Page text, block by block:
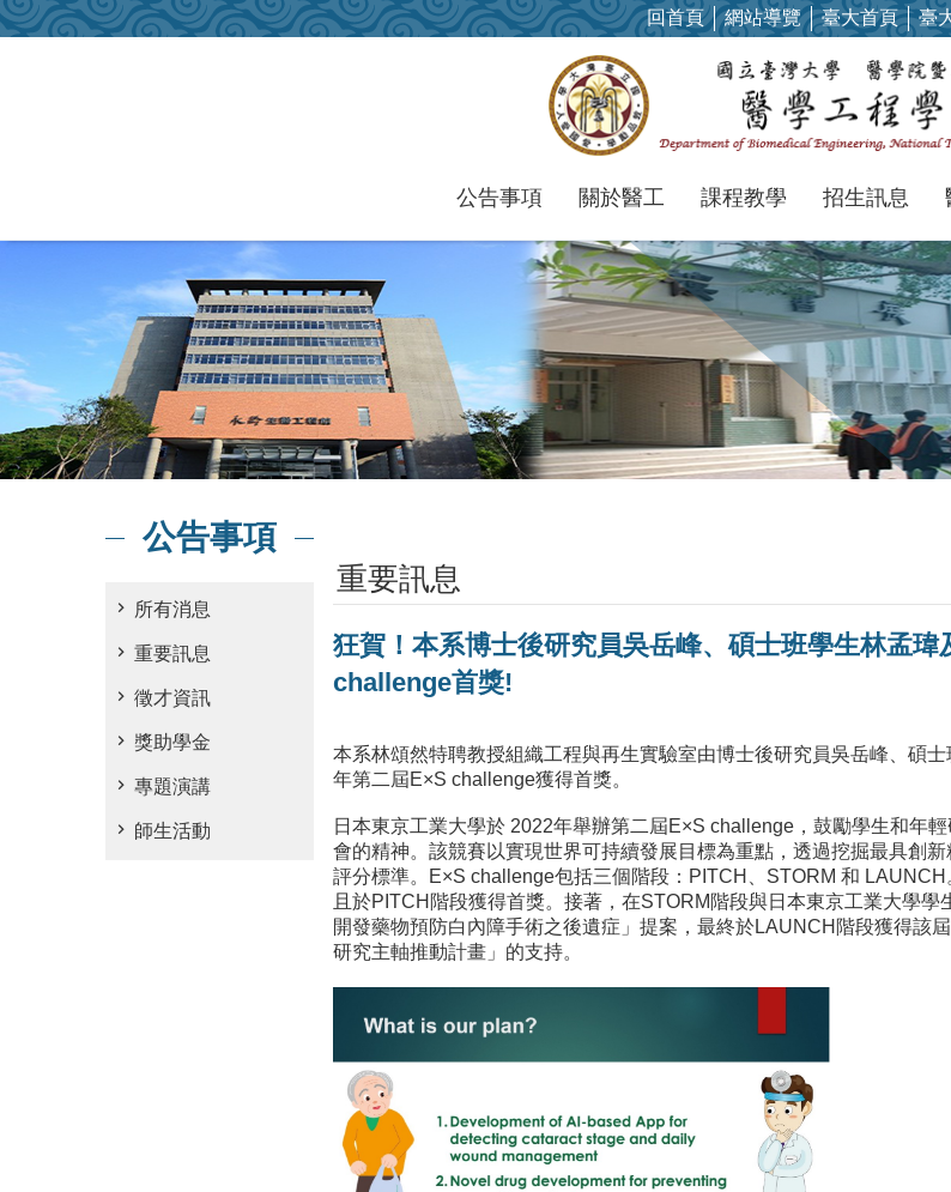
跳到主要內容區塊 回首頁 網站導覽 臺大首頁 臺
公告事項 關於醫工 課程教學 招生訊息
公告事項
所有消息
重要訊息
徵才資訊
獎助學金
專題演講
師生活動
重要訊息
狂賀！本系博士後研究員吳岳峰、碩士班學生林孟
challenge首獎!
本系林頌然特聘教授組織工程與再生實驗室由博士後研究員吳岳峰、碩
年第二屆E×S challenge獲得首獎。
日本東京工業大學於 2022年舉辦第二屆E×S challenge，鼓勵學生和年
會的精神。該競賽以實現世界可持續發展目標為重點，透過挖掘最具創
評分標準。E×S challenge包括三個階段：PITCH、STORM 和
且於PITCH階段獲得首獎。接著，在STORM階段與日本東京工業大學
開發藥物預防白內障手術之後遺症」提案，最終於LAUNCH階段獲得該
研究主軸推動計畫」的支持。